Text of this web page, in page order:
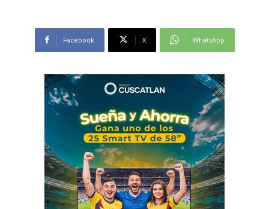
Facebook X WhatsApp